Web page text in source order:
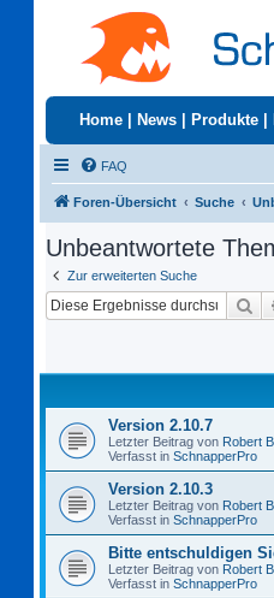
Home News Produkte
FAQ
Foren-Übersicht Suche
Unbeantwortete
Zur erweiterten Suche
Version 2.10.7
Letzter Beitrag von Robert
Verfasst in SchnapperPro
Version 2.10.3
Letzter Beitrag von Robert
Verfasst in SchnapperPro
Bitte entschuldigen
Letzter Beitrag von Robert
Verfasst in SchnapperPro